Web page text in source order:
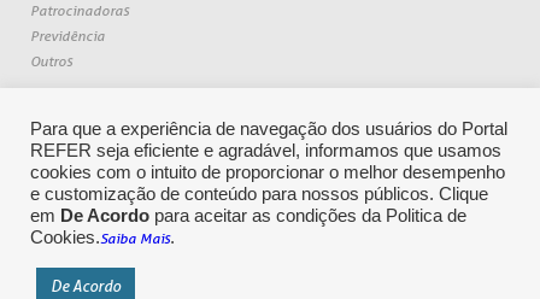
Patrocinadoras
Previdência
Outros
Para que a experiência de navegação dos usuários do Portal
REFER seja eficiente e agradável, informamos que usamos
cookies com o intuito de proporcionar o melhor desempenho
e customização de conteúdo para nossos públicos. Clique
em De Acordo para aceitar as condições da Politica de
Cookies.Saiba Mais.
De Acordo